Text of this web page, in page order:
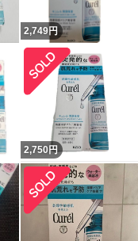
2,749円
2,750 円